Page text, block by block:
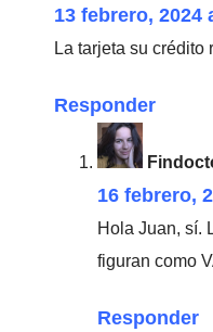
13 febrero, 2024
La tarjeta su crédito
Responder
16 febrero,
Hola Juan, sí.
figuran como
Responder